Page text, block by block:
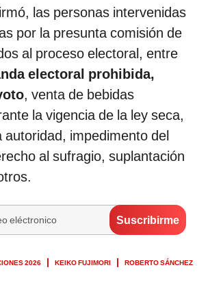
las personas intervenidas
por la presunta comisión de
al proceso electoral, entre
electoral prohibida,
, venta de bebidas
la vigencia de la ley seca,
autoridad, impedimento del
al sufragio, suplantación
2026 KEIKO FUJIMORI
ROBERTO SÁNCHEZ